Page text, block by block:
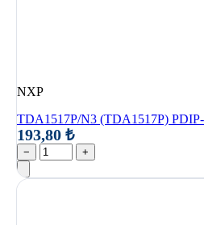
NXP
TDA1517P/N3 (TDA1517P)
193,80 ₺
− +